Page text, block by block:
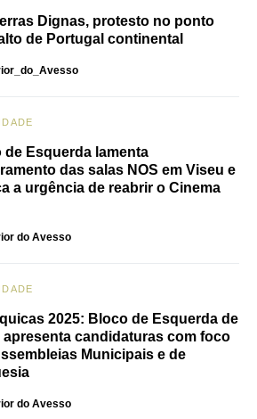
Dignas, protesto no ponto
de Portugal continental
de Esquerda lamenta
das salas NOS em Viseu e
a urgência de reabrir o Cinema
do Avesso
2025: Bloco de Esquerda de
apresenta candidaturas com foco
Municipais e de
do Avesso